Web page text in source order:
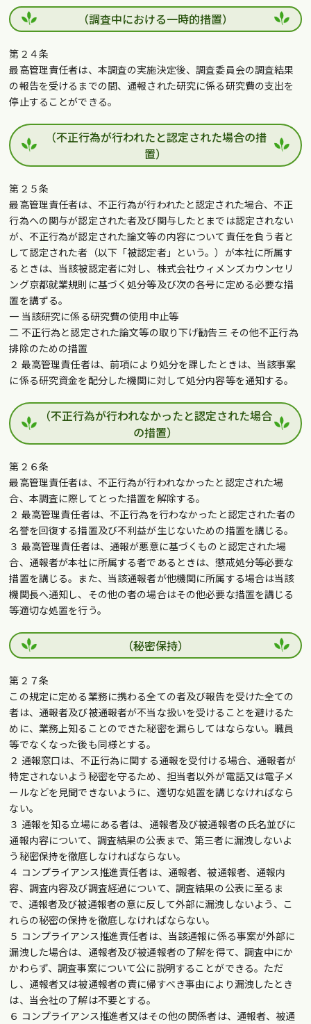
（調査中における一時的措置）
第２４条
最高管理責任者は、本調査の実施決定後、調査委員会の調査結果
の報告を受けるまでの間、通報された研究に係る研究費の支出を
停止することができる。
（不正行為が行われたと認定された場合の措
置）
第２５条
最高管理責任者は、不正行為が行われたと認定された場合、不正
行為への関与が認定された者及び関与したとまでは認定されない
が、不正行為が認定された論文等の内容について責任を負う者と
して認定された者（以下「被認定者」という。）が本社に所属す
るときは、当該被認定者に対し、株式会社ウィメンズカウンセリ
ング京都就業規則に基づく処分等及び次の各号に定める必要な措
置を講ずる。
一 当該研究に係る研究費の使用中止等
二 不正行為と認定された論文等の取り下げ勧告三 その他不正行為
排除のための措置
２ 最高管理責任者は、前項により処分を課したときは、当該事案
に係る研究資金を配分した機関に対して処分内容等を通知する。
（不正行為が行われなかったと認定された場合
の措置）
第２６条
最高管理責任者は、不正行為が行われなかったと認定された場
合、本調査に際してとった措置を解除する。
２ 最高管理責任者は、不正行為を行わなかったと認定された者の
名誉を回復する措置及び不利益が生じないための措置を講じる。
３ 最高管理責任者は、通報が悪意に基づくものと認定された場
合、通報者が本社に所属する者であるときは、懲戒処分等必要な
措置を講じる。また、当該通報者が他機関に所属する場合は当該
機関長へ通知し、その他の者の場合はその他必要な措置を講じる
等適切な処置を行う。
（秘密保持）
第２７条
この規定に定める業務に携わる全ての者及び報告を受けた全ての
者は、通報者及び被通報者が不当な扱いを受けることを避けるた
めに、業務上知ることのできた秘密を漏らしてはならない。職員
等でなくなった後も同様とする。
２ 通報窓口は、不正行為に関する通報を受付ける場合、通報者が
特定されないよう秘密を守るため、担当者以外が電話又は電子メ
ールなどを見聞できないように、適切な処置を講じなければなら
ない。
３ 通報を知る立場にある者は、通報者及び被通報者の氏名並びに
通報内容について、調査結果の公表まで、第三者に漏洩しないよ
う秘密保持を徹底しなければならない。
４ コンプライアンス推進責任者は、通報者、被通報者、通報内
容、調査内容及び調査経過について、調査結果の公表に至るま
で、通報者及び被通報者の意に反して外部に漏洩しないよう、こ
れらの秘密の保持を徹底しなければならない。
５ コンプライアンス推進責任者は、当該通報に係る事案が外部に
漏洩した場合は、通報者及び被通報者の了解を得て、調査中にか
かわらず、調査事案について公に説明することができる。ただ
し、通報者又は被通報者の責に帰すべき事由により漏洩したとき
は、当会社の了解は不要とする。
６ コンプライアンス推進者又はその他の関係者は、通報者、被通